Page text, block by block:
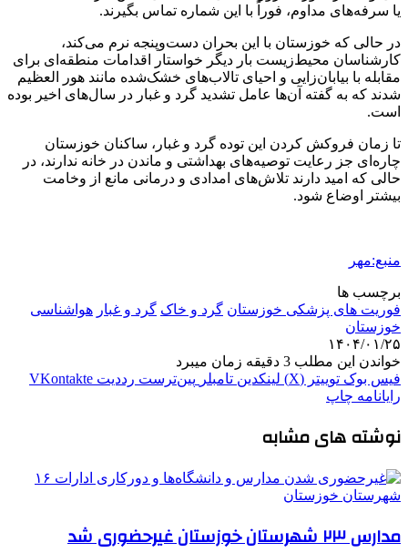
یا سرفه‌های مداوم، فوراً با این شماره تماس بگیرند.
در حالی که خوزستان با این بحران دست‌وپنجه نرم می‌کند،
کارشناسان محیط‌زیست بار دیگر خواستار اقدامات منطقه‌ای برای
مقابله با بیابان‌زایی و احیای تالاب‌های خشک‌شده مانند هور
العظیم
شدند که به گفته آن‌ها عامل تشدید گرد و غبار در سال‌های اخیر بوده
است.
تا زمان فروکش کردن این توده گرد و غبار، ساکنان خوزستان
چاره‌ای جز رعایت توصیه‌های بهداشتی و ماندن در خانه ندارند، در
حالی که امید دارند تلاش‌های امدادی و درمانی مانع از وخامت
بیشتر اوضاع شود.
منبع:مهر
برچسب ها
فوریت های پزشکی خوزستان گرد و خاک گرد و غبار هواشناسی
خوزستان
۱۴۰۴/۰۱/۲۵
خواندن این مطلب 3 دقیقه زمان میبرد
فیس بوک توییتر (X) لینکدین ‫تامبلر ‫پین‌ترست ‫رددیت ‫VKontakte
رایانامه چاپ
نوشته های مشابه
مدارس ۲۳ شهرستان خوزستان غیرحضوری شد